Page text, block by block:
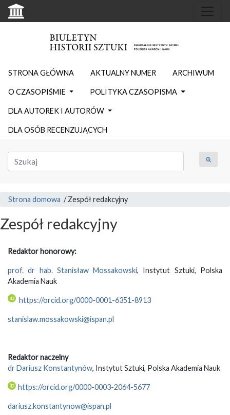
STRONA GŁÓWNA AKTUALNY NUMER ARCHIWUM
O CZASOPIŚMIE POLITYKA CZASOPISMA
DLA AUTOREK I AUTORÓW
DLA OSÓB RECENZUJĄCYCH
Strona domowa /Zespół redakcyjny
Zespół redakcyjny
Redaktor honorowy:
prof. dr hab. Stanisław Mossakowski, Instytut Sztuki, Polska
Akademia Nauk
https://orcid.org/0000-0001-6351-8913
stanislaw.mossakowski@ispan.pl
Redaktor naczelny
dr Dariusz Konstantynów, Instytut Sztuki, Polska Akademia Nauk
https://orcid.org/0000-0003-2064-5677
dariusz.konstantynow@ispan.pl